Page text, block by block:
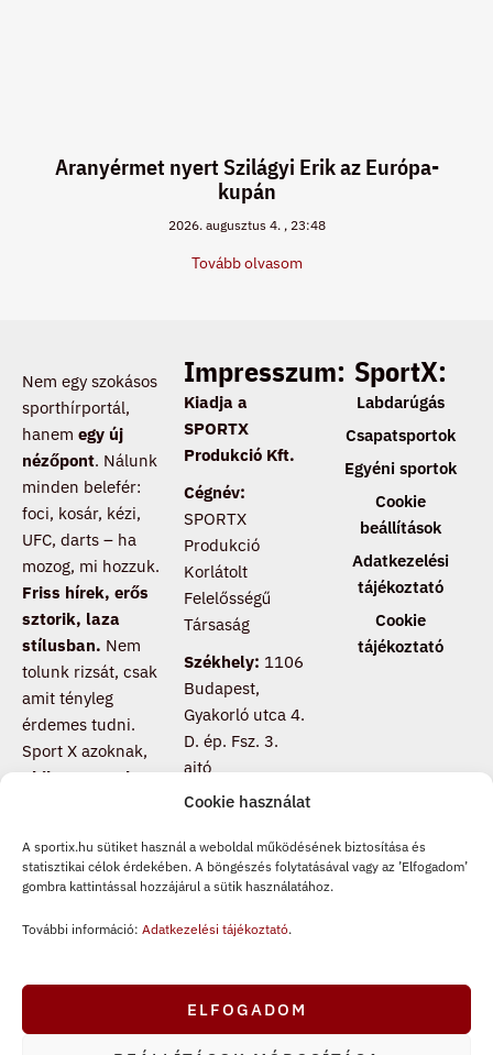
Cookie használat
A sportix.hu sütiket használ a weboldal működésének biztosítása és
statisztikai célok érdekében. A böngészés folytatásával vagy az ’Elfogadom’
gombra kattintással hozzájárul a sütik használatához.
További információ: Adatkezelési tájékoztató.
ELFOGADOM
Aranyérmet nyert Szilágyi Erik az Európa-
kupán
2026. augusztus 4. 23:48
Tovább olvasom
Nem egy szokásos
sporthírportál,
hanem egy új
nézőpont. Nálunk
minden belefér:
foci, kosár, kézi,
UFC, darts – ha
mozog, mi hozzuk.
Friss hírek, erős
sztorik, laza
stílusban. Nem
tolunk rizsát, csak
amit tényleg
érdemes tudni.
Sport X azoknak,
akik nem csak
Csatlakozz, ha te
is másképp
sportot.
a
e
n
t
i
t
Impresszum:
Kiadja a
SPORTX
Produkció Kft.
Cégnév:
SPORTX
Produkció
Korlátolt
Felelősségű
Társaság
Székhely: 1106
Budapest,
Gyakorló utca 4.
D. ép. Fsz. 3.
ajtó
SportX:
Labdarúgás
Csapatsportok
Egyéni sportok
Cookie
beállítások
Adatkezelési
tájékoztató
Cookie
tájékoztató